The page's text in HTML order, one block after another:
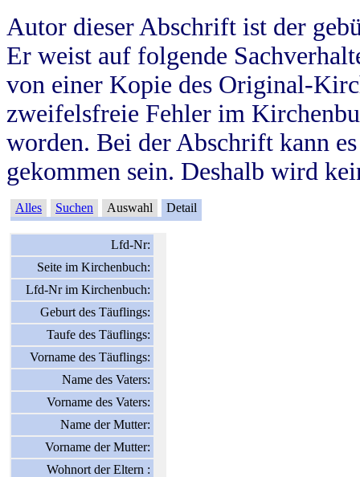
Autor dieser Abschrift ist der
Er weist auf folgende
von einer Kopie des Original-
zweifelsfreie Fehler im
worden. Bei der Abschrift kann
gekommen sein. Deshalb wird
Alles Suchen Auswahl Detail
Lfd-Nr:
Seite im Kirchenbuch:
Lfd-Nr im Kirchenbuch:
Geburt des Täuflings:
Taufe des Täuflings:
Vorname des Täuflings:
Name des Vaters:
Vorname des Vaters:
Name der Mutter:
Vorname der Mutter:
Wohnort der Eltern :